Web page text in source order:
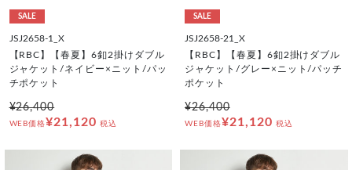
SALE
JSJ2658-1_X
【RBC】【春夏】6釦2掛けダブル
ジャケット/ネイビー×ニット/パッ
チポケット
¥26,400
WEB価格¥21,120 税込
SALE
JSJ2658-21_X
【RBC】【春夏】6釦2掛けダブル
ジャケット/グレー×ニット/パッチ
ポケット
¥26,400
WEB価格¥21,120 税込